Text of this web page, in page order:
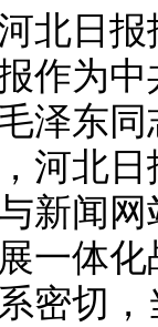
日报
作为
泽东
河北
新闻
一体
密切